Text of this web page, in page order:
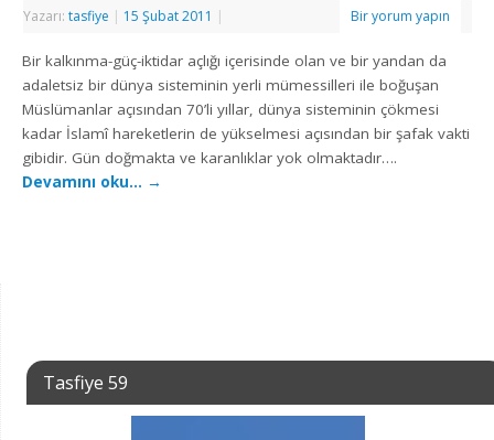
Yazarı:tasfiye | 15 Şubat 2011 | Bir yorum yapın
Bir kalkınma-güç-iktidar açlığı içerisinde olan ve bir yandan da
adaletsiz bir dünya sisteminin yerli mümessilleri ile boğuşan
Müslümanlar açısından 70’li yıllar, dünya sisteminin çökmesi
kadar İslamî hareketlerin de yükselmesi açısından bir şafak vakti
gibidir. Gün doğmakta ve karanlıklar yok olmaktadır….
Devamını oku… →
Tasfiye 59